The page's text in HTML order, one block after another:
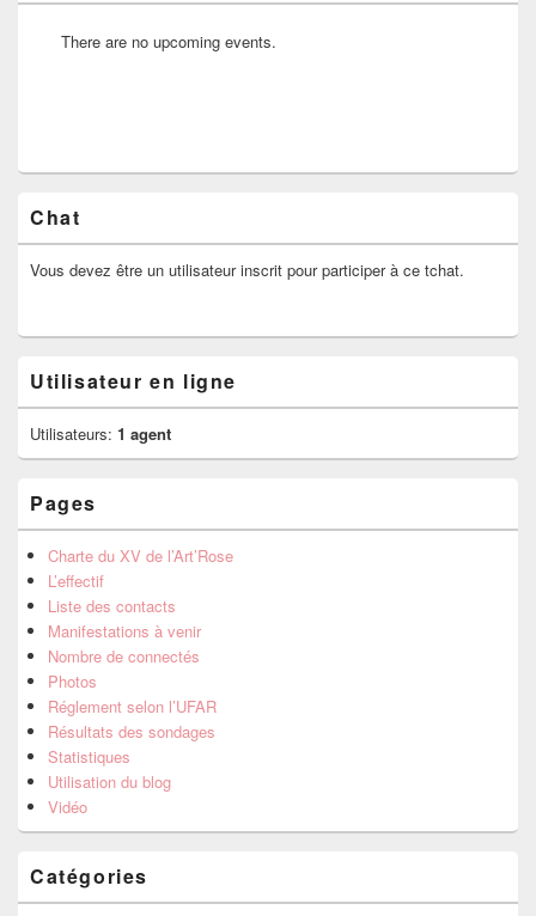
There are no upcoming events.
Chat
Vous devez être un utilisateur inscrit pour participer à ce tchat.
Utilisateur en ligne
Utilisateurs: 1 agent
Pages
Charte du XV de l’Art’Rose
L’effectif
Liste des contacts
Manifestations à venir
Nombre de connectés
Photos
Réglement selon l’UFAR
Résultats des sondages
Statistiques
Utilisation du blog
Vidéo
Catégories